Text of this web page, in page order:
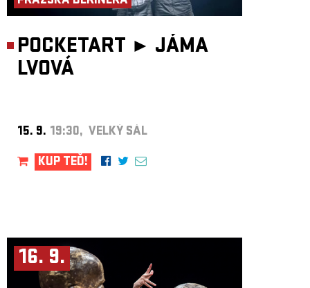
POCKETART ► JÁMA
LVOVÁ
15. 9. 19:30, VELKÝ SÁL
KUP TEĎ!
16. 9.